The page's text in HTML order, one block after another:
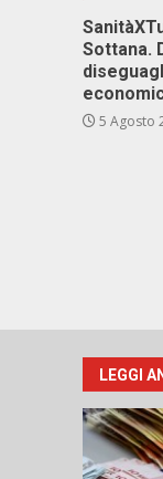
Sottana.
5 Agosto
LEGGI